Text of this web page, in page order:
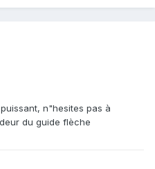
n"hesites pas à
du guide flèche